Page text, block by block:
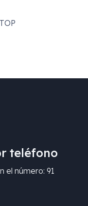
teléfono
el número: 91